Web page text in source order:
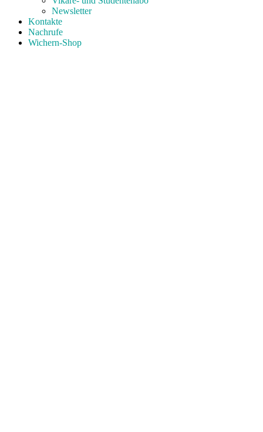
Newsletter
Kontakte
Nachrufe
Wichern-Shop